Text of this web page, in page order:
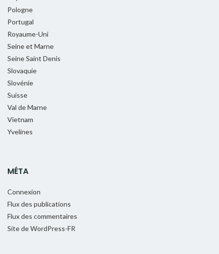
Pologne
Portugal
Royaume-Uni
Seine et Marne
Seine Saint Denis
Slovaquie
Slovénie
Suisse
Val de Marne
Vietnam
Yvelines
MÉTA
Connexion
Flux des publications
Flux des commentaires
Site de WordPress-FR